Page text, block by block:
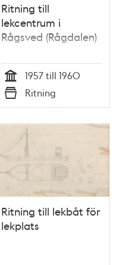
Ritning till
lekcentrum i
Rågsved (Rågdalen)
Tid
1957 till 1960
Typ
Ritning
Ritning till lekbåt för
lekplats